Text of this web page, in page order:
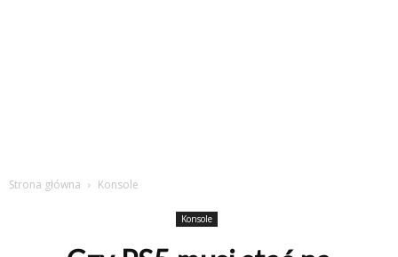
Strona główna Konsole
Konsole